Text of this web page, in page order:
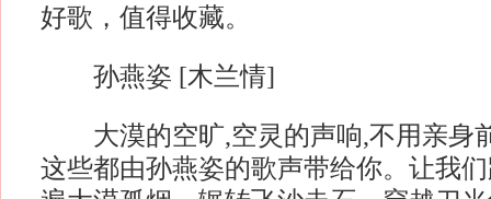
好歌，值得收藏。
孙燕姿 [木兰情]
大漠的空旷,空灵的声响,不用亲身
这些都由孙燕姿的歌声带给你。让我